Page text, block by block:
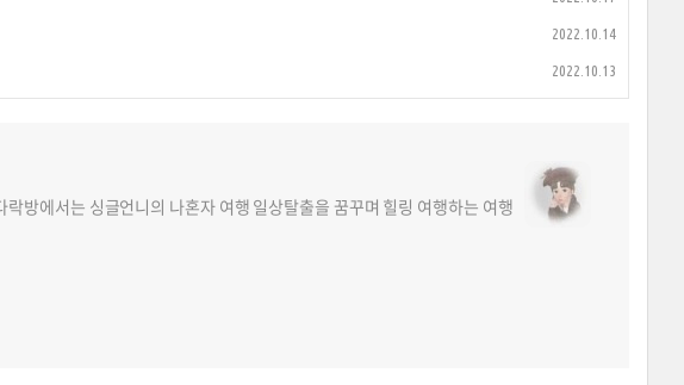
2022.10.14
2022.10.13
방에서는 싱글언니의 나혼자 여행 일상탈출을 꿈꾸며 힐링 여행하는 여행